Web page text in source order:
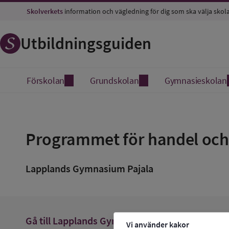
Vi använder kakor
Skolverkets information och vägledning för dig som ska välja
Utbildningsguiden
Förskolan Grundskolan Gymnasieskolan
Programmet för handel
favorit
Lapplands Gymnasium Pajala
Gå till Lapplands Gymnasium Pajalaarrow_forward